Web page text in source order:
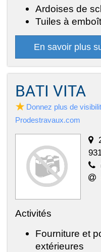
Ardoises de
Tuiles à
En savoir plus
BATI VITA
Donnez plus de
Prodestravaux.com
Activités
Fourniture et
extérieures